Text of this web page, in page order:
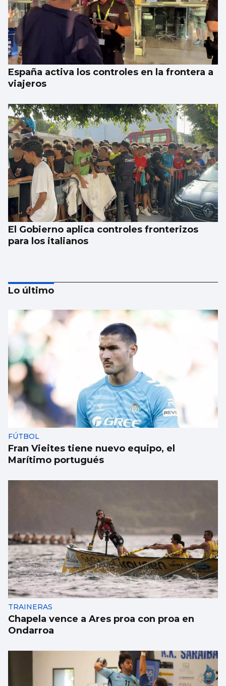
España activa los controles en la frontera a
viajeros
El Gobierno aplica controles fronterizos
para los italianos
Se agrava la situación en Ceuta para
reubicar a los menores inmigrantes
Lo último
FÚTBOL
Fran Vieites tiene nuevo equipo, el
Marítimo portugués
TRAINERAS
Chapela vence a Ares proa con proa en
Ondarroa